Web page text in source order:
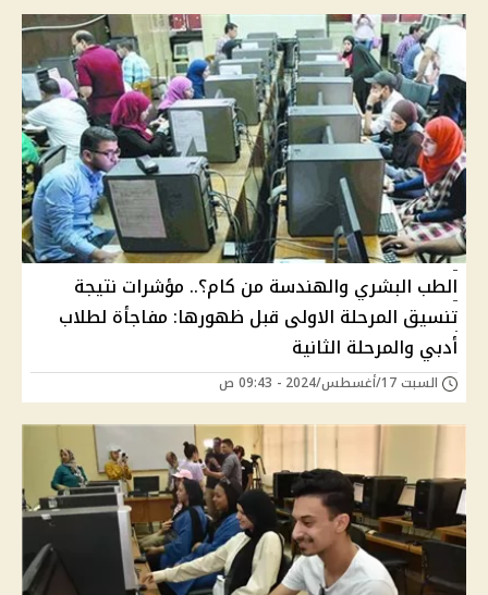
الطب البشري والهندسة من كام؟.. مؤشرات نتيجة
تنسيق المرحلة الاولى قبل ظهورها: مفاجأة لطلاب
أدبي والمرحلة الثانية
السبت 17/أغسطس/2024 - 09:43 ص